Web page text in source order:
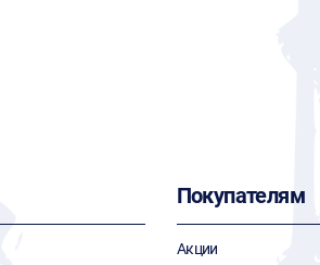
Покупателям
Акции